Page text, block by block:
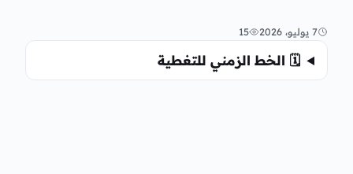
7 يوليو، 2026 15
🗓️ الخط الزمني للتغطية